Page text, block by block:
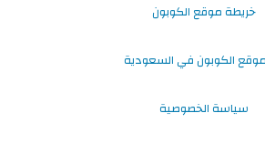
خريطة موقع الكوبون
الكوبون في السعودية
سياسة الخصوصية